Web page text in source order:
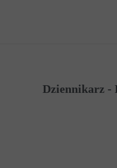
Dziennikarz -